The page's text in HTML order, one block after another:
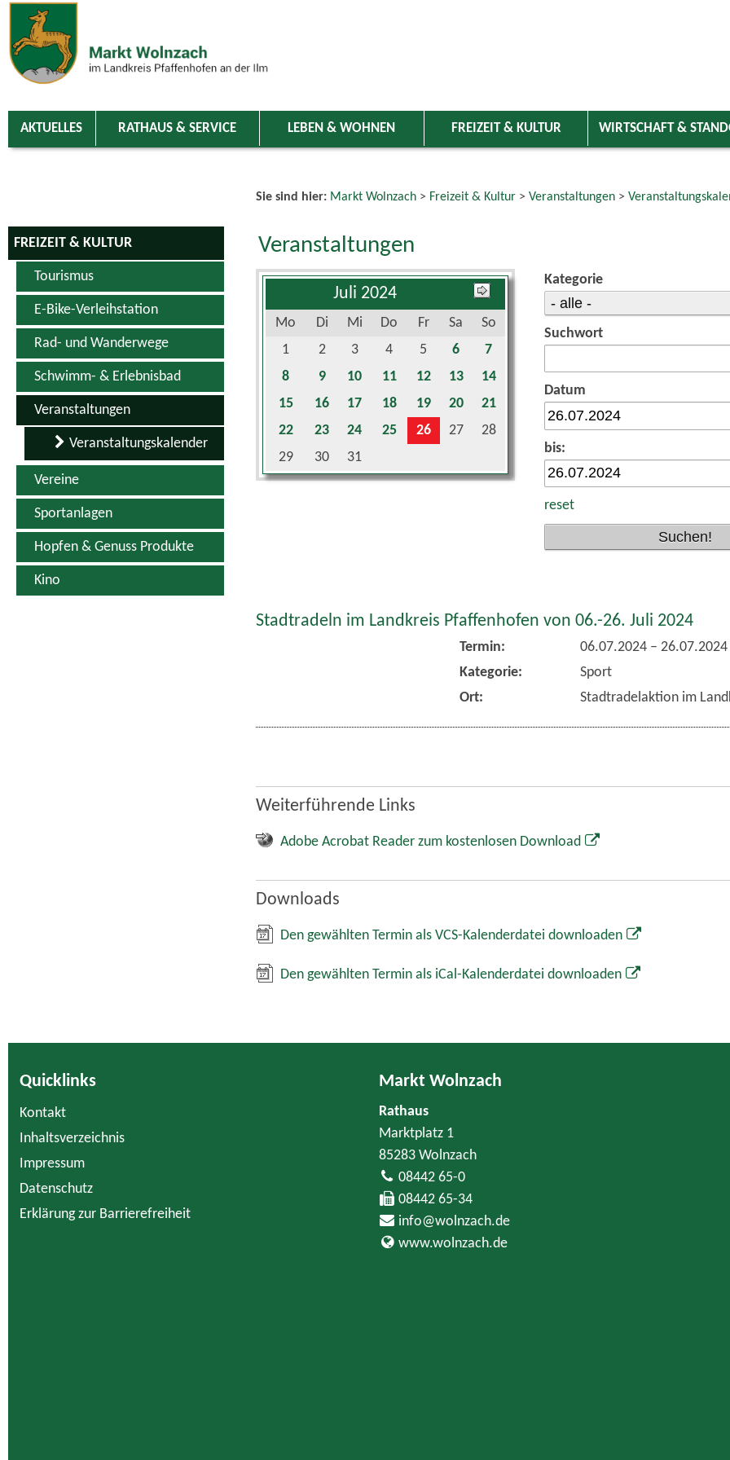
Zum Inhalt zur Navigation
AKTUELLES RATHAUS & SERVICE LEBEN & WOHNEN FREIZEIT & KULTUR WIRTSCHAFT &
FREIZEIT & KULTUR
Tourismus
E-Bike-Verleihstation
Rad- und Wanderwege
Schwimm- & Erlebnisbad
Veranstaltungen
Veranstaltungskalender
Vereine
Sportanlagen
Hopfen & Genuss Produkte
Kino
Sie sind hier: Markt Wolnzach> Freizeit & Kultur> Veranstaltungen>
Veranstaltungen
Juli 2024
Mo Di Mi Do Fr Sa
So
1
2 3 4 5 6
7
8
9 10 11 12 13
14
15
16 17 18 19 20
21
22
23 24 25 26 27
28
29
30 31
Kategorie
Suchwort
Datum
bis:
reset
Stadtradeln im Landkreis Pfaffenhofen von 06.-26. Juli 2024
Termin: 06.07.2024– 26.07.2024
Kategorie:
Sport
Ort:
Stadtradelaktion im
Weiterführende Links
Adobe Acrobat Reader zum kostenlosen Download
Downloads
Den gewählten Termin als VCS-Kalenderdatei downloaden
Den gewählten Termin als iCal-Kalenderdatei downloaden
Quicklinks
Kontakt
Inhaltsverzeichnis
Impressum
Datenschutz
Erklärung zur Barrierefreiheit
Markt Wolnzach
Rathaus
Marktplatz 1
85283 Wolnzach
08442 65-0
08442 65-34
info@wolnzach.de
www.wolnzach.de